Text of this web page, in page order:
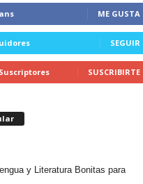
ME GUSTA
SEGUIR
Suscriptores SUSCRIBIRTE
y Literatura Bonitas para